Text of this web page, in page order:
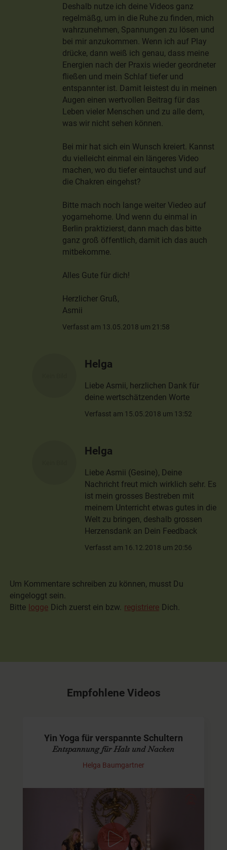
Deshalb nutze ich deine Videos ganz
regelmäßg, um in die Ruhe zu finden, mich
wahrzunehmen, Spannungen zu lösen und
bei mir anzukommen. Wenn ich auf Play
drücke, dann weiß ich genau, dass meine
Energien nach der Praxis wieder geordneter
fließen und mein Schlaf tiefer und
entspannter ist. Damit leistest du in meinen
Augen einen wertvollen Beitrag für das
Leben vieler Menschen und zu alle dem,
was wir nicht sehen können.
Bei mir hat sich ein Wunsch kreiert. Kannst
du vielleicht einmal ein längeres Video
machen, wo du tiefer eintauchst und auf
die Chakren eingehst?
Bitte mach noch lange weiter Viedeo auf
yogamehome. Und wenn du einmal in
Berlin praktizierst, dann mach das bitte
ganz groß öffentlich, damit ich das auch
mitbekomme.
Alles Gute für dich!
Herzlicher Gruß,
Asmii
Verfasst am 13.05.2018 um 21:58
Helga
Liebe Asmii, herzlichen Dank für
deine wertschätzenden Worte
Verfasst am 15.05.2018 um 13:52
Helga
Liebe Asmii (Gesine), Deine
Nachricht freut mich wirklich sehr. Es
ist mein grosses Bestreben mit
meinem Unterricht etwas gutes in die
Welt zu bringen, deshalb grossen
Herzensdank an Dein Feedback
Verfasst am 16.12.2018 um 20:56
Um Kommentare schreiben zu können, musst Du
eingeloggt sein.
Bitte logge Dich zuerst ein bzw. registriere Dich.
Empfohlene Videos
Yin Yoga für verspannte Schultern
Entspannung für Hals und Nacken
Helga Baumgartner
Büroverspannungen adé!
In dieser Sequenz üben wir hauptsächlich Haltungen, die
Schultern, Oberkörper, den Hals-Nacken-Bereich und
sogar Arme, Handgelenke und Finger stimulieren. Am